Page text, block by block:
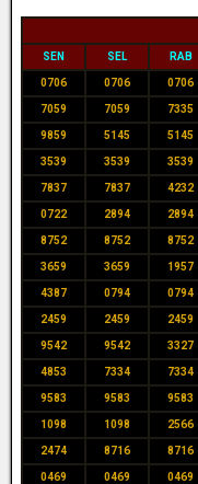
SEN SEL RAB
0706 0706 0706
7059 7059 7335
9859 5145 5145
3539 3539 3539
7837 7837 4232
0722 2894 2894
8752 8752 8752
3659 3659 1957
4387 0794 0794
2459 2459 2459
9542 9542 3327
4853 7334 7334
9583 9583 9583
1098 1098 2566
2474 8716 8716
0469 0469 0469